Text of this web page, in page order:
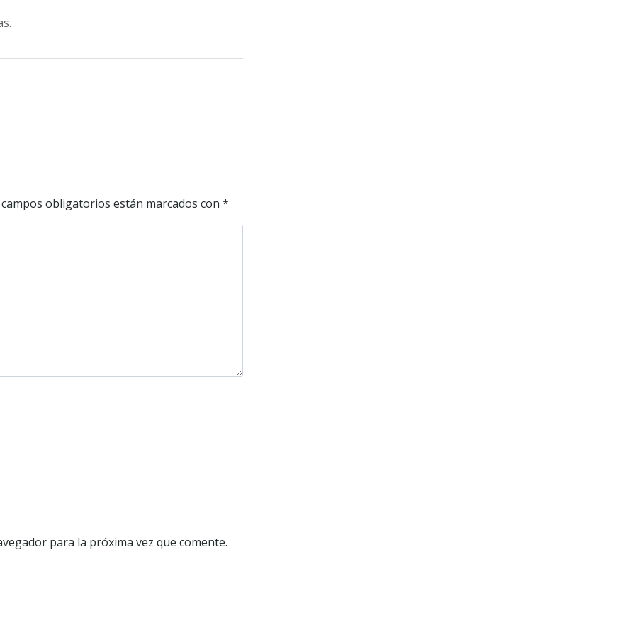
obligatorios están marcados con *
para la próxima vez que comente.